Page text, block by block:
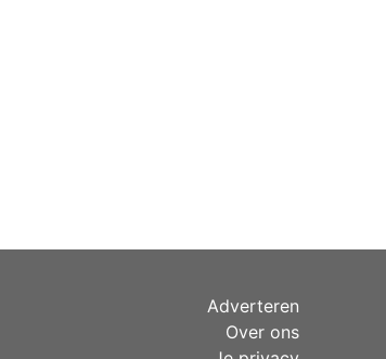
Adverteren
Over ons